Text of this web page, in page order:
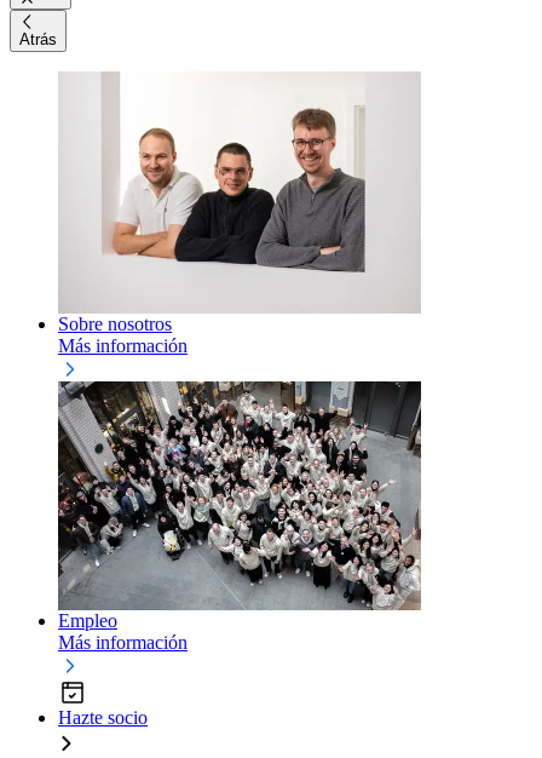
Atrás
Sobre nosotros
Más información
Empleo
Más información
Hazte socio